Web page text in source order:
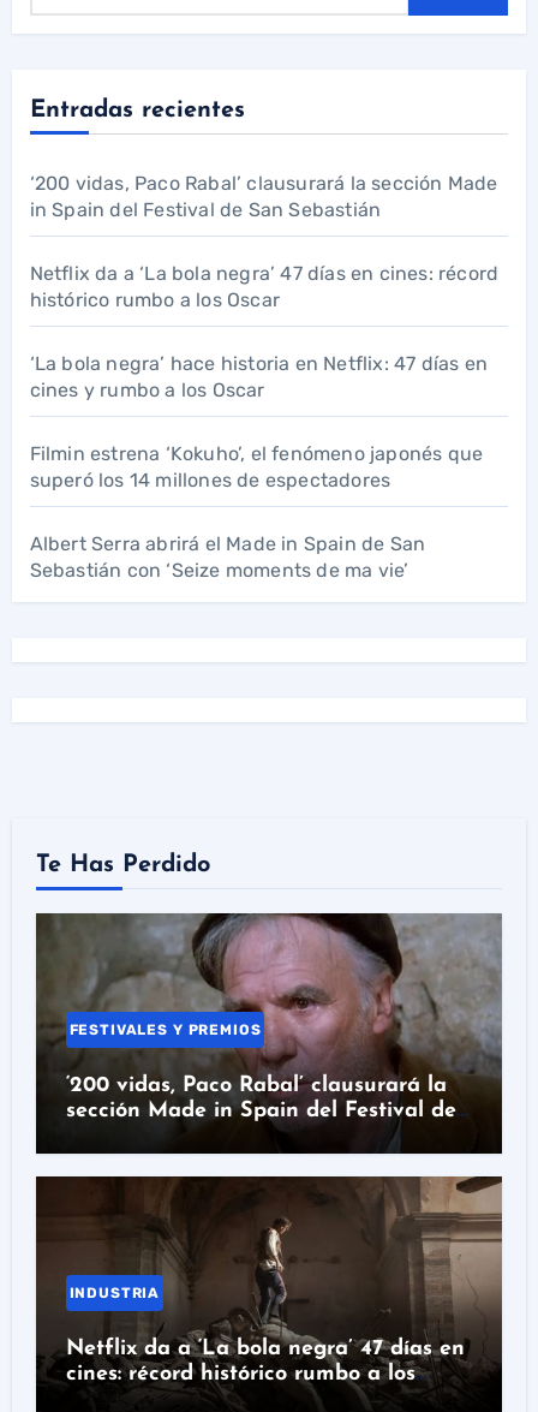
Entradas recientes
‘200 vidas, Paco Rabal’ clausurará la sección Made
in Spain del Festival de San Sebastián
Netflix da a ‘La bola negra’ 47 días en cines: récord
histórico rumbo a los Oscar
‘La bola negra’ hace historia en Netflix: 47 días en
cines y rumbo a los Oscar
Filmin estrena ‘Kokuho’, el fenómeno japonés que
superó los 14 millones de espectadores
Albert Serra abrirá el Made in Spain de San
Sebastián con ‘Seize moments de ma vie’
Te Has Perdido
FESTIVALES Y PREMIOS
‘200 vidas, Paco Rabal’ clausurará la
sección Made in Spain del Festival de
INDUSTRIA
Netflix da a ‘La bola negra’ 47 días en
cines: récord histórico rumbo a los
Oscar